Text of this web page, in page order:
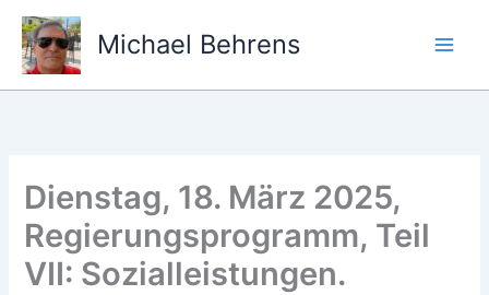
Zum
Inhalt
springen
Michael Behrens
Dienstag, 18. März 2025,
Regierungsprogramm, Teil
VII: Sozialleistungen.